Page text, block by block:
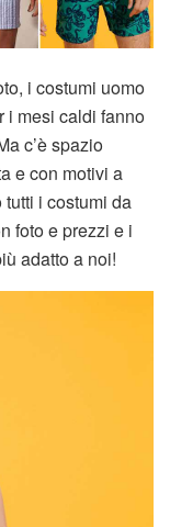
i costumi uomo
i mesi caldi fanno
c’è spazio
e con motivi a
i costumi da
foto e prezzi e i
adatto a noi!